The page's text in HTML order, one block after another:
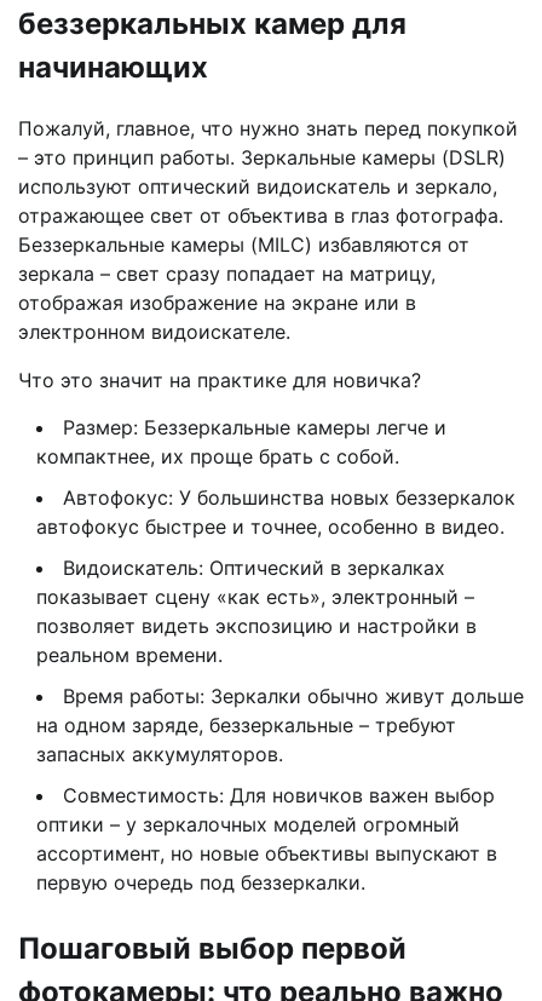
беззеркальных камер для
начинающих
Пожалуй, главное, что нужно знать перед покупкой
– это принцип работы. Зеркальные камеры (DSLR)
используют оптический видоискатель и зеркало,
отражающее свет от объектива в глаз фотографа.
Беззеркальные камеры (MILC) избавляются от
зеркала – свет сразу попадает на матрицу,
отображая изображение на экране или в
электронном видоискателе.
Что это значит на практике для новичка?
Размер: Беззеркальные камеры легче и
компактнее, их проще брать с собой.
Автофокус: У большинства новых беззеркалок
автофокус быстрее и точнее, особенно в видео.
Видоискатель: Оптический в зеркалках
показывает сцену «как есть», электронный –
позволяет видеть экспозицию и настройки в
реальном времени.
Время работы: Зеркалки обычно живут дольше
на одном заряде, беззеркальные – требуют
запасных аккумуляторов.
Совместимость: Для новичков важен выбор
оптики – у зеркалочных моделей огромный
ассортимент, но новые объективы выпускают в
первую очередь под беззеркалки.
Пошаговый выбор первой
фотокамеры: что реально важно